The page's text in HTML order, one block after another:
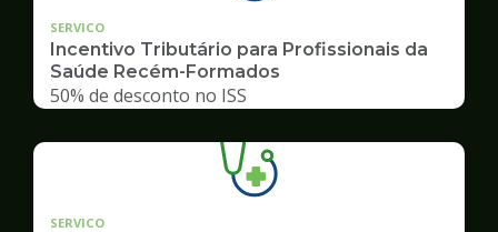
SERVICO
Incentivo Tributário para Profissionais da
Saúde Recém-Formados
50% de desconto no ISS
SERVICO